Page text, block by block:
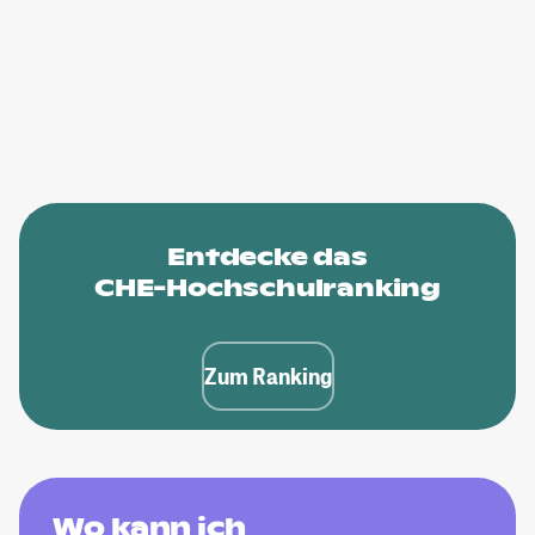
Entdecke das
CHE-Hochschulranking
Zum Ranking
Wo kann ich